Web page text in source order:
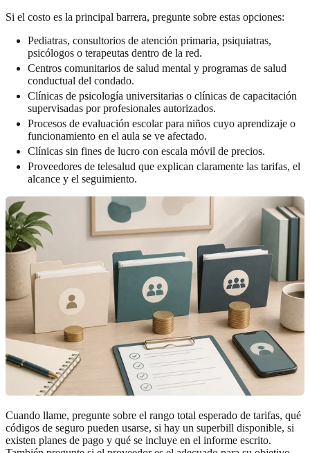
Si el costo es la principal barrera, pregunte sobre estas opciones:
Pediatras, consultorios de atención primaria, psiquiatras,
psicólogos o terapeutas dentro de la red.
Centros comunitarios de salud mental y programas de salud
conductual del condado.
Clínicas de psicología universitarias o clínicas de capacitación
supervisadas por profesionales autorizados.
Procesos de evaluación escolar para niños cuyo aprendizaje o
funcionamiento en el aula se ve afectado.
Clínicas sin fines de lucro con escala móvil de precios.
Proveedores de telesalud que explican claramente las tarifas, el
alcance y el seguimiento.
Cuando llame, pregunte sobre el rango total esperado de tarifas, qué
códigos de seguro pueden usarse, si hay un superbill disponible, si
existen planes de pago y qué se incluye en el informe escrito.